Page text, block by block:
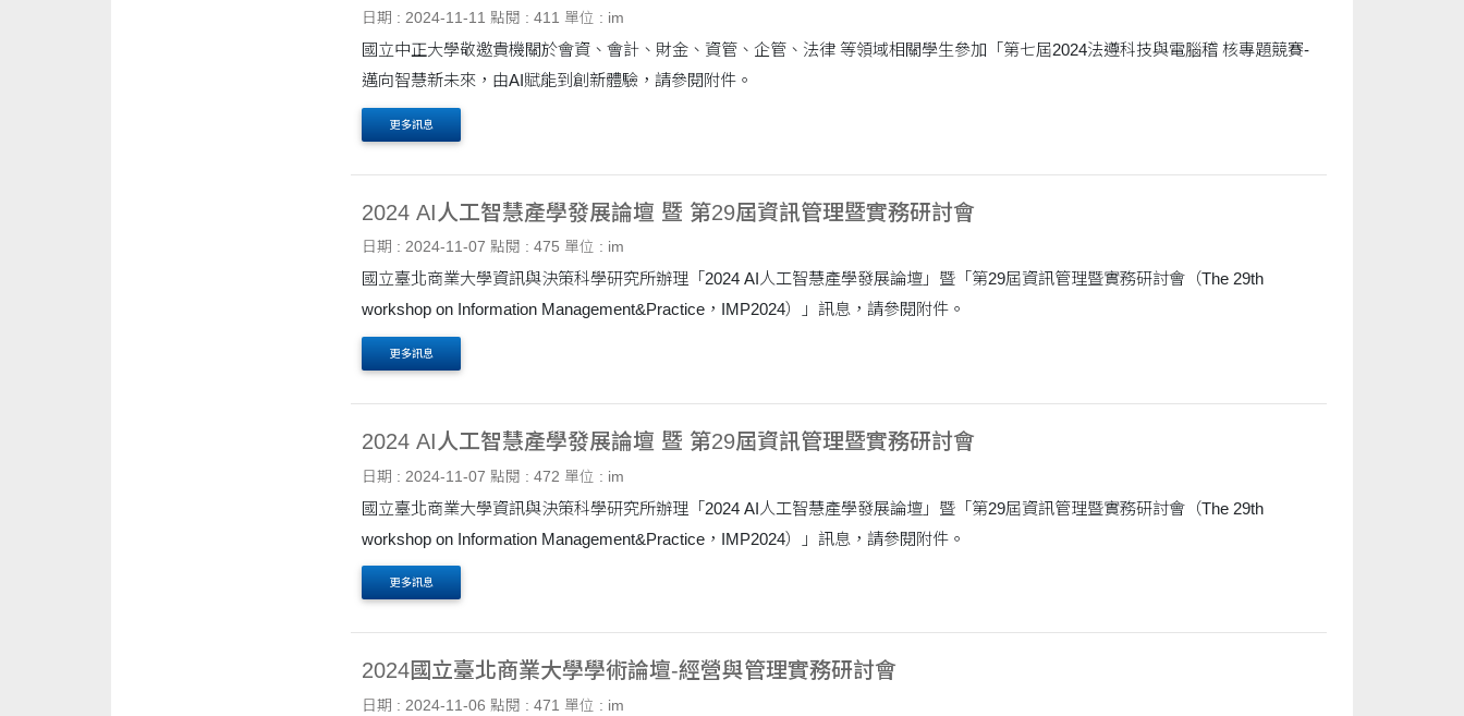
日期 : 2024-11-11 點閱 : 411 單位 : im
國立中正大學敬邀貴機關於會資、會計、財金、資管、企管、法律 等領域相關學生參加「第七屆2024法遵科技與電腦稽 核專題競賽-
邁向智慧新未來，由AI賦能到創新體驗，請參閱附件。
更多訊息
2024 AI人工智慧產學發展論壇 暨 第29屆資訊管理暨實務研討會
日期 : 2024-11-07 點閱 : 475 單位 : im
國立臺北商業大學資訊與決策科學研究所辦理「2024 AI人工智慧產學發展論壇」暨「第29屆資訊管理暨實務研討會（The 29th
workshop on Information Management&Practice，IMP2024）」訊息，請參閱附件。
更多訊息
2024 AI人工智慧產學發展論壇 暨 第29屆資訊管理暨實務研討會
日期 : 2024-11-07 點閱 : 472 單位 : im
國立臺北商業大學資訊與決策科學研究所辦理「2024 AI人工智慧產學發展論壇」暨「第29屆資訊管理暨實務研討會（The 29th
workshop on Information Management&Practice，IMP2024）」訊息，請參閱附件。
更多訊息
2024國立臺北商業大學學術論壇-經營與管理實務研討會
日期 : 2024-11-06 點閱 : 471 單位 : im